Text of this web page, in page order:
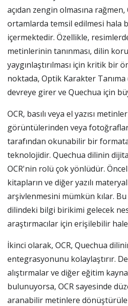
açıdan zengin olmasına
ortamlarda temsil edilmesi hala
içermektedir. Özellikle,
metinlerinin tanınması, dilin
yaygınlaştırılması için kritik bir
noktada, Optik Karakter Tanıma
devreye girer ve Quechua için
OCR, basılı veya el yazısı
görüntülerinden veya
tarafından okunabilir bir
teknolojidir. Quechua dilinin
OCR'nin rolü çok yönlüdür.
kitapların ve diğer yazılı
arşivlenmesini mümkün kılar.
dilindeki bilgi birikimi gelecek
araştırmacılar için erişilebilir
İkinci olarak, OCR, Quechua
entegrasyonunu kolaylaştırır.
alıştırmalar ve diğer eğitim
bulunuyorsa, OCR sayesinde
aranabilir metinlere